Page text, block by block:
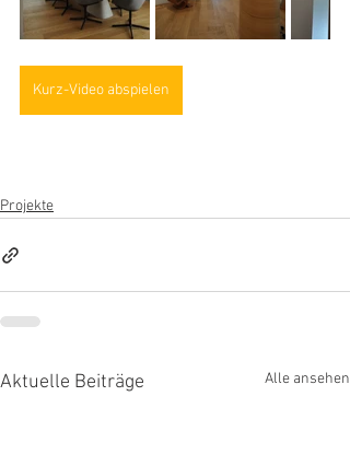
Kurz-Video abspielen
Projekte
Aktuelle Beiträge Alle ansehen